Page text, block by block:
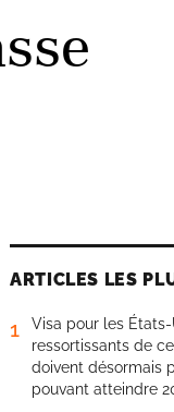
ARTICLES LES
1
Visa pour les
ressortissants de
doivent désormais
pouvant atteindre